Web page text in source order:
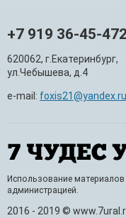
+7 919 36-45-472
620062, г.Екатеринбург,
ул.Чебышева, д.4
e-mail: foxis21@yandex.ru
Использование
администрацией.
2016 - 2019 ©